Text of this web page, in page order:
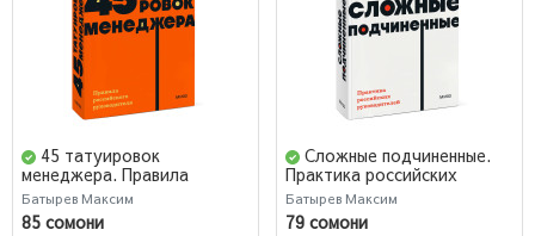
45 татуировок
менеджера. Правила
российского руководителя.
NEON Pocketbooks
Батырев Максим
85 сомони
Сложные подчиненные.
Практика российских
руководителей
Батырев Максим
79 сомони